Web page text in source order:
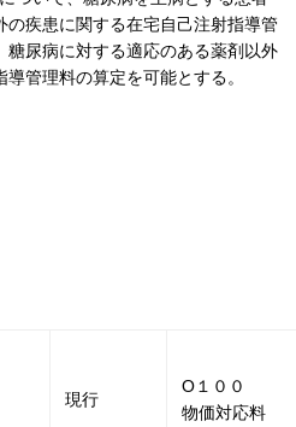
疾患に関する在宅⾃⼰注射指導管
糖尿病に対する適応のある薬剤以外
管理料の算定を可能とする。
現行
O１００
物価対応料